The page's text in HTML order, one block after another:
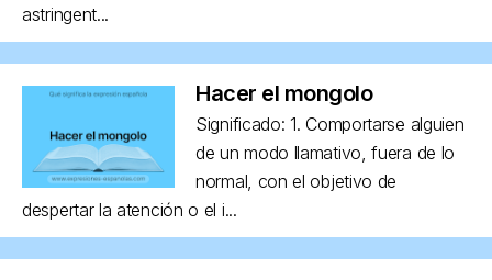
astringent...
Hacer el mongolo
Significado: 1. Comportarse alguien
de un modo llamativo, fuera de lo
normal, con el objetivo de
despertar la atención o el i...